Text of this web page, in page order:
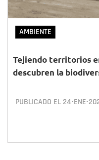
AMBIENTE
Tejiendo territorios
descubren la
PUBLICADO EL